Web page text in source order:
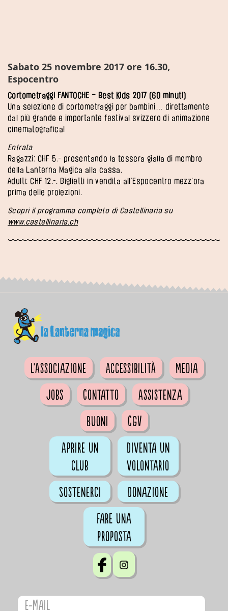
Sabato 25 novembre 2017 ore 16.30,
Espocentro
Cortometraggi FANTOCHE – Best Kids 2017 (60 minuti)
Una selezione di cortometraggi per bambini… direttamente
dal più grande e importante festival svizzero di animazione
cinematografica!
Entrata
Ragazzi: CHF 5.- presentando la tessera gialla di membro
della Lanterna Magica alla cassa.
Adulti: CHF 12.-. Biglietti in vendita all’Espocentro mezz’ora
prima delle proiezioni.
Scopri il programma completo di Castellinaria su
www.castellinaria.ch
L'Associazione Accessibilità
Media
Jobs
Contatto
Assistenza
Buoni
CGV
Aprire un
club
Diventa un
volontario
Sostenerci
Donazione
Fare una
proposta